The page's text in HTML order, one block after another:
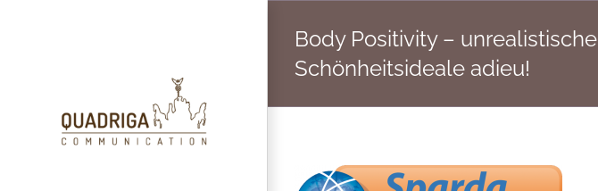
Body Positivity – unrealistische
Schönheitsideale adieu!